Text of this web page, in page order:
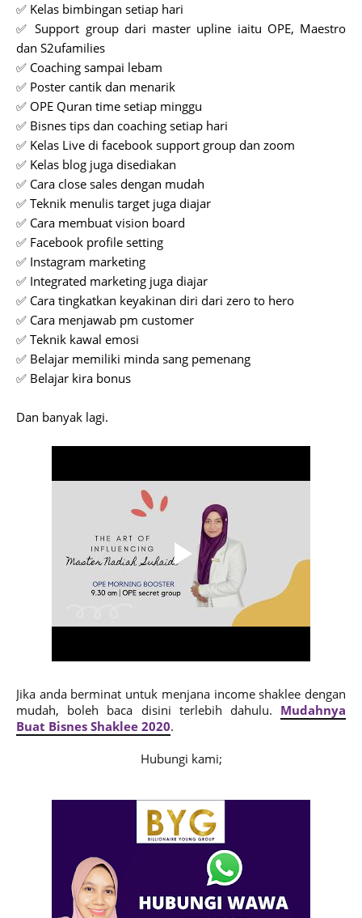
✅ Kelas bimbingan setiap hari
✅ Support group dari master upline iaitu OPE, Maestro
dan S2ufamilies
✅ Coaching sampai lebam
✅ Poster cantik dan menarik
✅ OPE Quran time setiap minggu
✅ Bisnes tips dan coaching setiap hari
✅ Kelas Live di facebook support group dan zoom
✅ Kelas blog juga disediakan
✅ Cara close sales dengan mudah
✅ Teknik menulis target juga diajar
✅ Cara membuat vision board
✅ Facebook profile setting
✅ Instagram marketing
✅ Integrated marketing juga diajar
✅ Cara tingkatkan keyakinan diri dari zero to hero
✅ Cara menjawab pm customer
✅ Teknik kawal emosi
✅ Belajar memiliki minda sang pemenang
✅ Belajar kira bonus
Dan banyak lagi.
Jika anda berminat untuk menjana income shaklee dengan
mudah, boleh baca disini terlebih dahulu. Mudahnya
Buat Bisnes Shaklee 2020.
Hubungi kami;